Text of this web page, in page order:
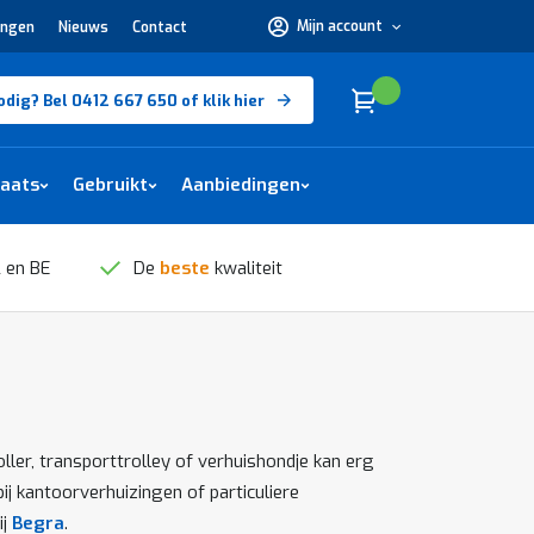
Nieuws Contact Mijn account
nodig?
Bel 0412 667 650 of klik hier Winkelwagen
Cart
Gebruikt Aanbiedingen
BE De beste kwaliteit
transporttrolley of verhuishondje kan erg
kantoorverhuizingen of particuliere
Begra.